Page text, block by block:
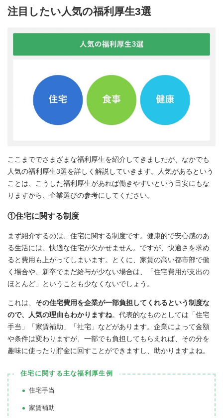
注目したい人気の福利厚生3選
ここまででさまざまな福利厚生を紹介してきましたが、なかでも
人気の福利厚生3選を詳しく解説していきます。人気があるという
ことは、こうした福利厚生があれば働きやすいという目安にもな
りますから、企業選びの参考にしてください。
①住宅に関する制度
まず紹介するのは、住宅に関する制度です。健康的で安心感のあ
る生活には、快適な住宅が欠かせません。ですが、快適さを求め
ると費用も上がってしまいます。とくに、家賃の高い都市部で働
く場合や、新卒でまだ給与が少ない場合は、「住宅費用が支出の
ほとんど」ということも少なくないでしょう。
これは、 その住宅費用を企業が一部負担してくれるという制度な
ので、人気の理由もわかりますね。代表的なものとしては「住宅
手当」「家賃補助」「社宅」などがあります。企業によって金額
や条件は変わりますが、一部でも負担してもらえれば、その分を
趣味に使ったり貯金に回すことができますし、助かりますよね。
住宅に関する主な福利厚生例
住宅手当
家賃補助